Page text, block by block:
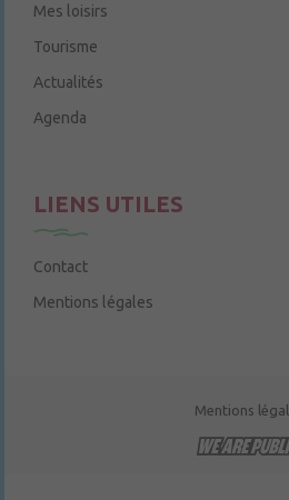
Mes loisirs
Tourisme
Actualités
Agenda
LIENS UTILES
Contact
Mentions légales
Mentions